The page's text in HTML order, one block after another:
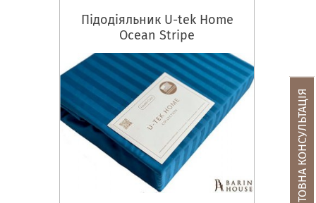
Підодіяльник U-tek Home
Ocean Stripe
БЕЗКОШТОВНА КОНСУЛЬТАЦІЯ